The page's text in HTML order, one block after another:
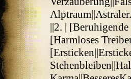
||2. |
[Harmloses